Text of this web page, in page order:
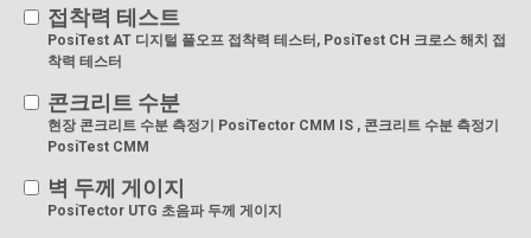
접착력 테스트
PosiTest AT 디지털 풀오프 접착력 테스터, PosiTest CH 크로스 해치 접
착력 테스터
콘크리트 수분
현장 콘크리트 수분 측정기 PosiTector CMM IS , 콘크리트 수분 측정기
PosiTest CMM
벽 두께 게이지
PosiTector UTG 초음파 두께 게이지